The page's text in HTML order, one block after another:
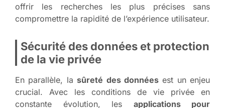
offrir les recherches les plus précises sans
compromettre la rapidité de l’expérience utilisateur.
Sécurité des données et protection
de la vie privée
En parallèle, lasûreté des donnéesest un enjeu
crucial. Avec les conditions de vie privée en
constante évolution, les applications pour